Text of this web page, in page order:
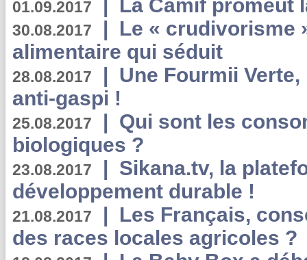
01.09.2017 | La Camif promeut
30.08.2017 | Le « crudivorisme
alimentaire qui séduit
28.08.2017 | Une Fourmii
anti-gaspi !
25.08.2017 | Qui sont les
biologiques ?
23.08.2017 | Sikana.tv, la
développement durable !
21.08.2017 | Les Français,
des races locales agricoles ?